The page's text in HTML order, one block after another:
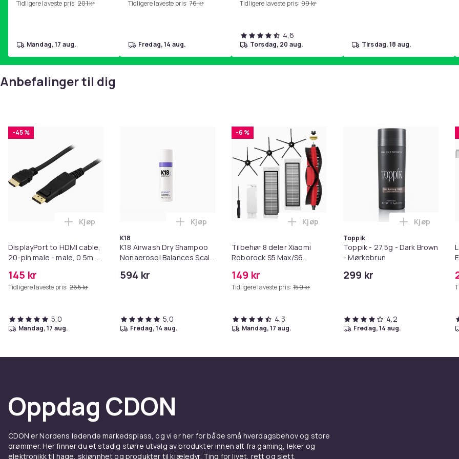
hjemmegymnastikk Pink
Tidligere laveste pris: 201 kr
mandag, 17 aug.
Tidligere laveste pris: 76 kr
fredag, 14 aug.
Tidligere laveste pris: 99 kr
4,6
torsdag, 20 aug. tirsdag, 18 aug.
Anbefalinger til dig
-45 %
DisplayPort to HDMI cable,
20-pin male - male, 0.5m,
145 kr
Tidligere laveste pris: 265 kr
Legg DisplayPort to HDMI cable, 20-pin male - male, 0.5m, black i handlekurven
Kjøp
5,0
mandag, 17 aug.
K18
K18 Airwash Dry Shampoo
Nonaerosol Balances Scalp
594 kr
Legg K18 Airwash Dry Shampoo Nonaerosol Balances Scalp & Controls
Kjøp
5,0
fredag, 14 aug.
-6 %
Tilbehør 8 deler Xiaomi
Roborock S5 Max/S6
MAXV/S50/S51/S55/S5/S60/S65/S6
149 kr
Tidligere laveste pris: 159 kr
Legg Tilbehør 8 deler Xiaomi Roborock
Kjøp
4,3
mandag, 17 aug.
Toppik
Toppik - 27,5g - Dark Brown
- Mørkebrun
299 kr
Legg
Kjøp
4,2
fredag, 14 aug.
Oppdag CDON
CDON er Nordens ledende markedsplass, og vi er her for både små hverdagsbehov og store
drømmer. Her finner du et stadig større utvalg av produkter innen alt fra gaming, leker og
elektronikk til hage, skjønnhet og produkter til kjæledyr. Ting for livet, rett og slett.